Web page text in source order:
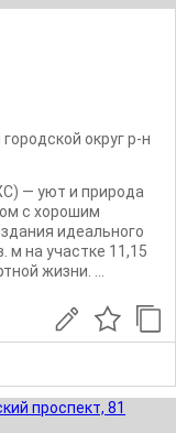
городской округ р-н
— уют и природа
с хорошим
идеального
м на участке 11,15
жизни. ...